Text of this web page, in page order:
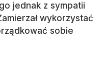
jednak z sympatii
wykorzystać
sobie